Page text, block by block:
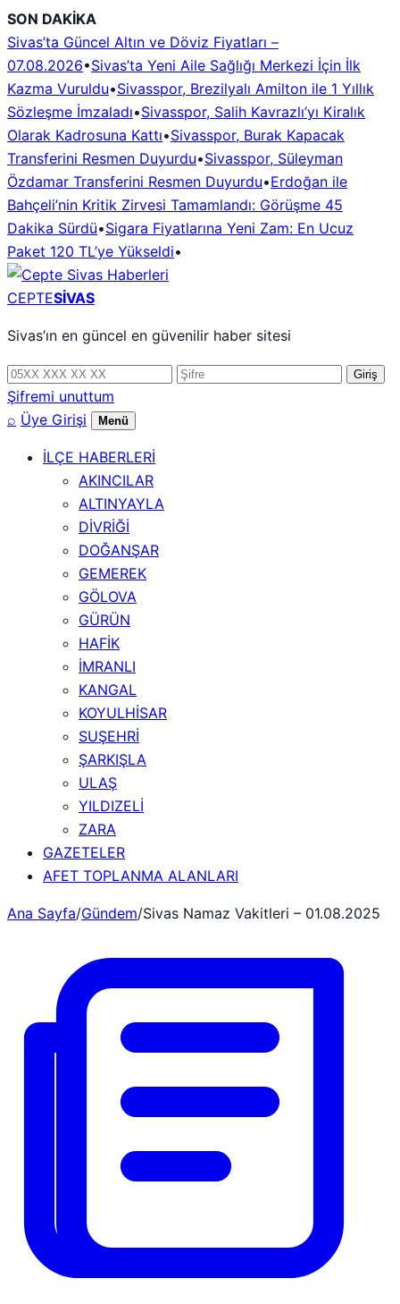
İçeriğe
geç
SON DAKİKA
Sivas’ta Güncel Altın ve Döviz Fiyatları –
07.08.2026•Sivas’ta Yeni Aile Sağlığı Merkezi İçin İlk
Kazma Vuruldu•Sivasspor, Brezilyalı Amilton ile 1 Yıllık
Sözleşme İmzaladı•Sivasspor, Salih Kavrazlı’yı Kiralık
Olarak Kadrosuna Kattı•Sivasspor, Burak Kapacak
Transferini Resmen Duyurdu•Sivasspor, Süleyman
Özdamar Transferini Resmen Duyurdu•Erdoğan ile
Bahçeli’nin Kritik Zirvesi Tamamlandı: Görüşme 45
Dakika Sürdü•Sigara Fiyatlarına Yeni Zam: En Ucuz
Paket 120 TL’ye Yükseldi•
CEPTESİVAS
Sivas’ın en güncel en güvenilir haber sitesi
Telefon
numarası
Şifre Giriş
Şifremi unuttum
⌕ Üye Girişi Menü
İLÇE HABERLERİ
AKINCILAR
ALTINYAYLA
DİVRİĞİ
DOĞANŞAR
GEMEREK
GÖLOVA
GÜRÜN
HAFİK
İMRANLI
KANGAL
KOYULHİSAR
SUŞEHRİ
ŞARKIŞLA
ULAŞ
YILDIZELİ
ZARA
GAZETELER
AFET TOPLANMA ALANLARI
Ana Sayfa/Gündem/Sivas Namaz Vakitleri – 01.08.2025